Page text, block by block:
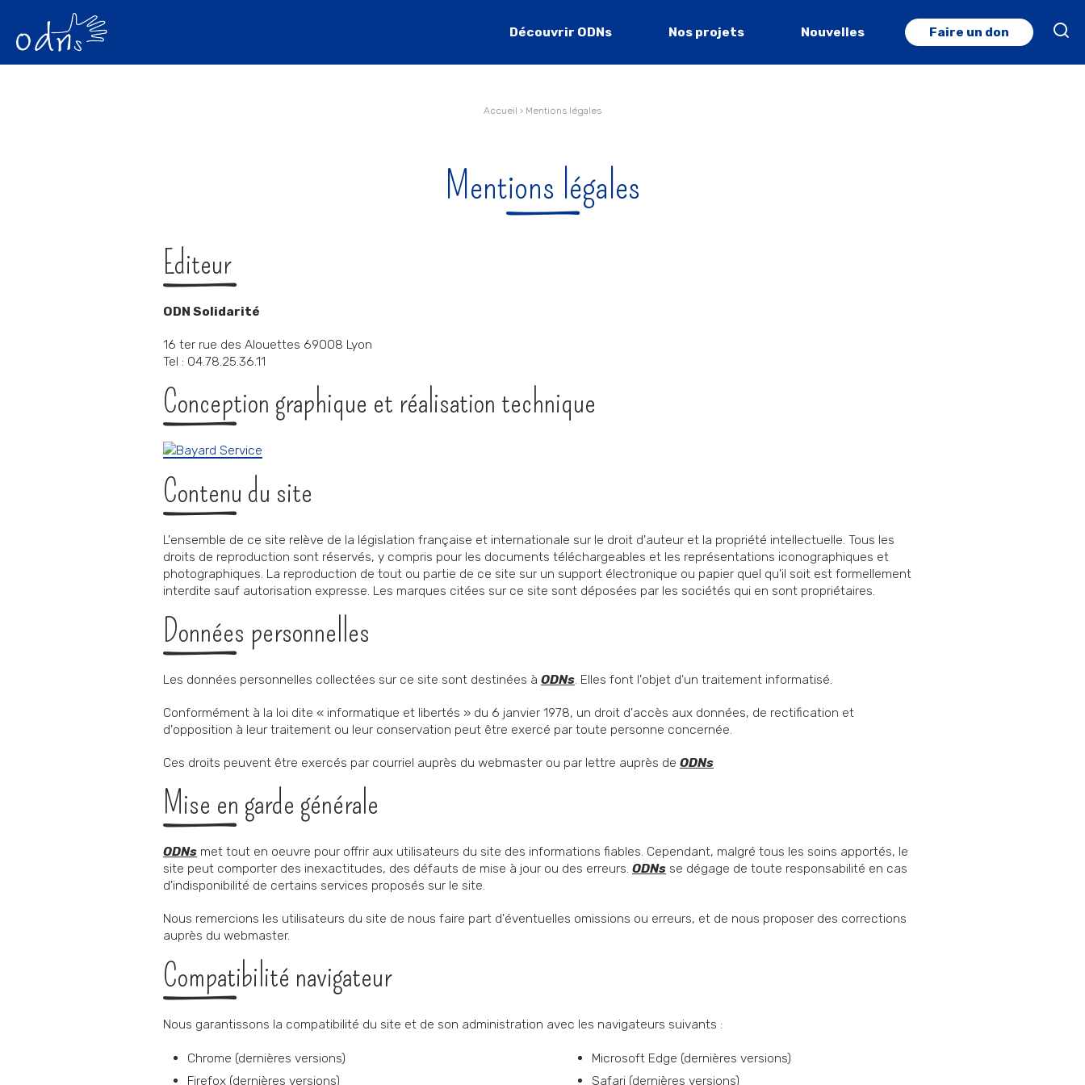
Découvrir ODNs Nos projets Nouvelles Faire un don Recherche
Accueil › Mentions légales
Mentions légales
Editeur
ODN Solidarité
16 ter rue des Alouettes 69008 Lyon
Tel : 04.78.25.36.11
Conception graphique et réalisation technique
Contenu du site
L'ensemble de ce site relève de la législation française et internationale sur le droit d'auteur et la propriété intellectuelle. Tous les
droits de reproduction sont réservés, y compris pour les documents téléchargeables et les représentations iconographiques et
photographiques. La reproduction de tout ou partie de ce site sur un support électronique ou papier quel qu'il soit est formellement
interdite sauf autorisation expresse. Les marques citées sur ce site sont déposées par les sociétés qui en sont propriétaires.
Données personnelles
Les données personnelles collectées sur ce site sont destinées à ODNs. Elles font l'objet d'un traitement informatisé.
Conformément à la loi dite « informatique et libertés » du 6 janvier 1978, un droit d'accès aux données, de rectification et
d'opposition à leur traitement ou leur conservation peut être exercé par toute personne concernée.
Ces droits peuvent être exercés par courriel auprès du webmaster ou par lettre auprès de ODNs
Mise en garde générale
ODNs met tout en oeuvre pour offrir aux utilisateurs du site des informations fiables. Cependant, malgré tous les soins apportés, le
site peut comporter des inexactitudes, des défauts de mise à jour ou des erreurs. ODNs se dégage de toute responsabilité en cas
d'indisponibilité de certains services proposés sur le site.
Nous remercions les utilisateurs du site de nous faire part d'éventuelles omissions ou erreurs, et de nous proposer des corrections
auprès du webmaster.
Compatibilité navigateur
Nous garantissons la compatibilité du site et de son administration avec les navigateurs suivants :
Chrome (dernières versions)
Microsoft Edge (dernières versions)
Firefox (dernières versions)
Safari (dernières versions)